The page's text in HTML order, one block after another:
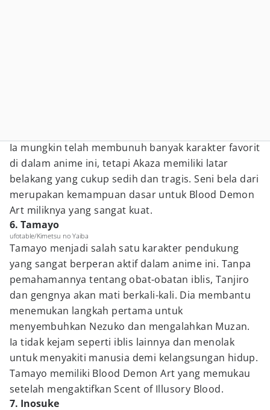
Ia mungkin telah membunuh banyak karakter favorit
di dalam anime ini, tetapi Akaza memiliki latar
belakang yang cukup sedih dan tragis. Seni bela dari
merupakan kemampuan dasar untuk Blood Demon
Art miliknya yang sangat kuat.
6. Tamayo
ufotable/Kimetsu no Yaiba
Tamayo menjadi salah satu karakter pendukung
yang sangat berperan aktif dalam anime ini. Tanpa
pemahamannya tentang obat-obatan iblis, Tanjiro
dan gengnya akan mati berkali-kali. Dia membantu
menemukan langkah pertama untuk
menyembuhkan Nezuko dan mengalahkan Muzan.
Ia tidak kejam seperti iblis lainnya dan menolak
untuk menyakiti manusia demi kelangsungan hidup.
Tamayo memiliki Blood Demon Art yang memukau
setelah mengaktifkan Scent of Illusory Blood.
7. Inosuke